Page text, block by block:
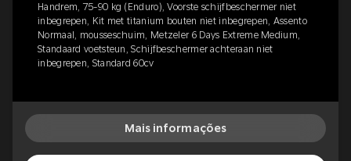
Handrem, 75-90 kg (Enduro), Voorste schijfbeschermer niet
inbegrepen, Kit met titanium bouten niet inbegrepen, Assento
Normaal, mousseschuim, Metzeler 6 Days Extreme Medium,
Standaard voetsteun, Schijfbeschermer achteraan niet
inbegrepen, Standard 60cv
Mais informações